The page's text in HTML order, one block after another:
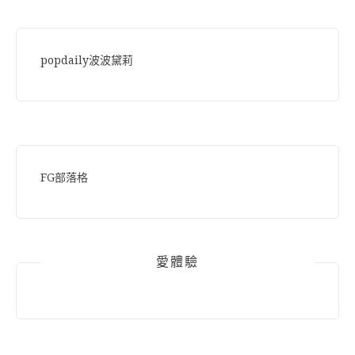
popdaily波波黛莉
FG部落格
愛體驗